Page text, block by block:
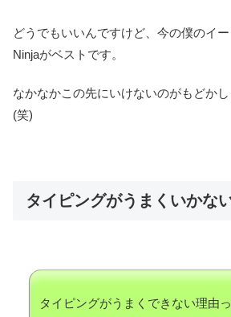
どうでもいいんですけど、今の僕のイ
Ninjaがベストです。
なかなかこの先にいけないのがもどか
(笑)
タイピングがうまくいかな
タイピングがうまくできない理由